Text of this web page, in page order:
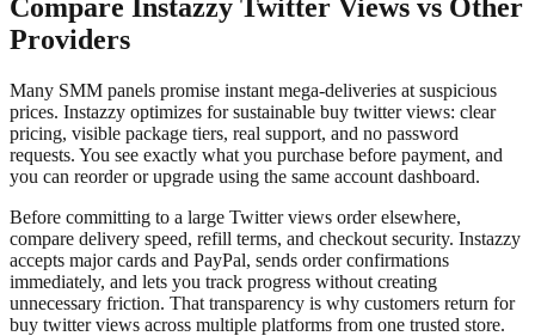
Compare Instazzy Twitter Views vs Other
Providers
Many SMM panels promise instant mega-deliveries at suspicious
prices. Instazzy optimizes for sustainable buy twitter views: clear
pricing, visible package tiers, real support, and no password
requests. You see exactly what you purchase before payment, and
you can reorder or upgrade using the same account dashboard.
Before committing to a large Twitter views order elsewhere,
compare delivery speed, refill terms, and checkout security. Instazzy
accepts major cards and PayPal, sends order confirmations
immediately, and lets you track progress without creating
unnecessary friction. That transparency is why customers return for
buy twitter views across multiple platforms from one trusted store.